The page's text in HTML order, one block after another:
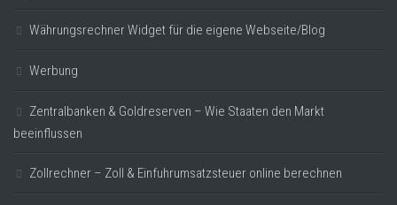
Währungsrechner Widget für die eigene Webseite/Blog
Werbung
Zentralbanken & Goldreserven – Wie Staaten den Markt
beeinflussen
Zollrechner – Zoll & Einfuhrumsatzsteuer online berechnen